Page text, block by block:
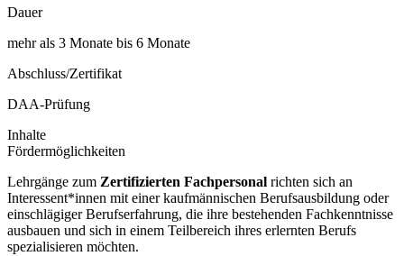
Dauer
mehr als 3 Monate bis 6 Monate
Abschluss/Zertifikat
DAA-Prüfung
Inhalte
Fördermöglichkeiten
Lehrgänge zum Zertifizierten Fachpersonal richten sich an
Interessent*innen mit einer kaufmännischen Berufsausbildung oder
einschlägiger Berufserfahrung, die ihre bestehenden Fachkenntnisse
ausbauen und sich in einem Teilbereich ihres erlernten Berufs
spezialisieren möchten.